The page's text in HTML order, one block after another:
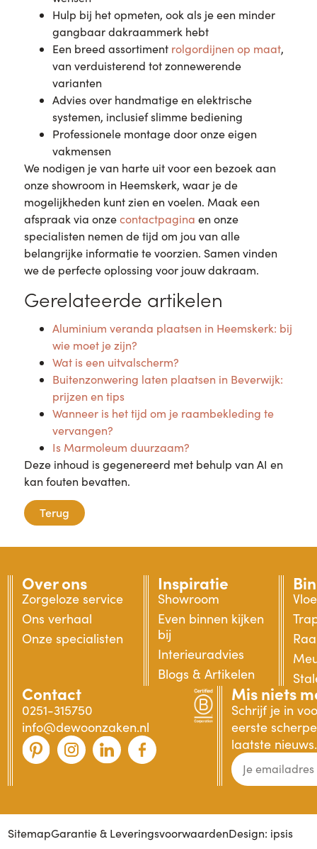
Hulp bij het opmeten, ook als je een minder
gangbaar dakraammerk hebt
Een breed assortiment rolgordijnen op maat,
van verduisterend tot zonnewerende
varianten
Advies over handmatige en elektrische
systemen, inclusief slimme bediening
Professionele montage door onze eigen
vakmensen
We nodigen je van harte uit voor een bezoek aan
onze showroom in Heemskerk, waar je de
mogelijkheden kunt zien en voelen. Maak een
afspraak via onzecontactpagina en onze
specialisten nemen de tijd om jou van alle
belangrijke informatie te voorzien. Samen vinden
we de perfecte oplossing voor jouw dakraam.
Gerelateerde artikelen
Aluminium veranda plaatsen in Heemskerk: bij
wie moet je zijn?
Wat is een uitvalscherm?
Buitenzonwering laten plaatsen in Beverwijk:
prijzen en tips
Wanneer is het tijd om je raambekleding te
vervangen?
Is Marmoleum duurzaam?
Deze inhoud is gegenereerd met behulp van AI en
kan fouten bevatten.
Terug
Over ons
Zorgeloze service
Ons verhaal
Onze specialisten
Inspiratie
Showroom
Even binnen kijken
bij
Interieuradvies
Blogs & Artikelen
Contact
0251-315750
info@dewoonzaken.nl
Mis niets
Schrijf je in
eerste
laatste nieuws.
SitemapGarantie & LeveringsvoorwaardenDesign: ipsis